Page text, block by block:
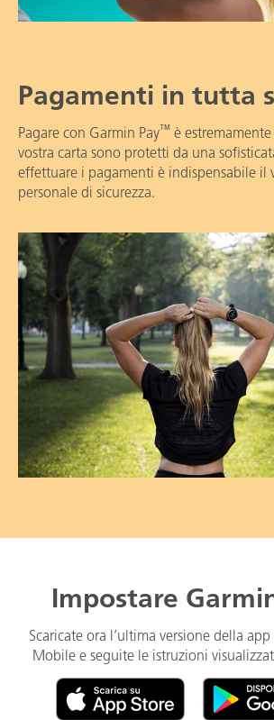
Pagamenti in tutta
Pagare con Garmin Pay™️ è
vostra carta sono protetti da una
effettuare i pagamenti è indispensabile il
personale di sicurezza.
Impostare
Scaricate ora l’ultima versione della
Mobile e seguite le istruzioni